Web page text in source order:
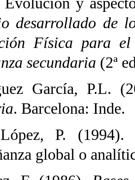
desarrollado de
Física para
secundaria (2ª
García, P.L.
. Barcelona: Inde.
López, P.
global o